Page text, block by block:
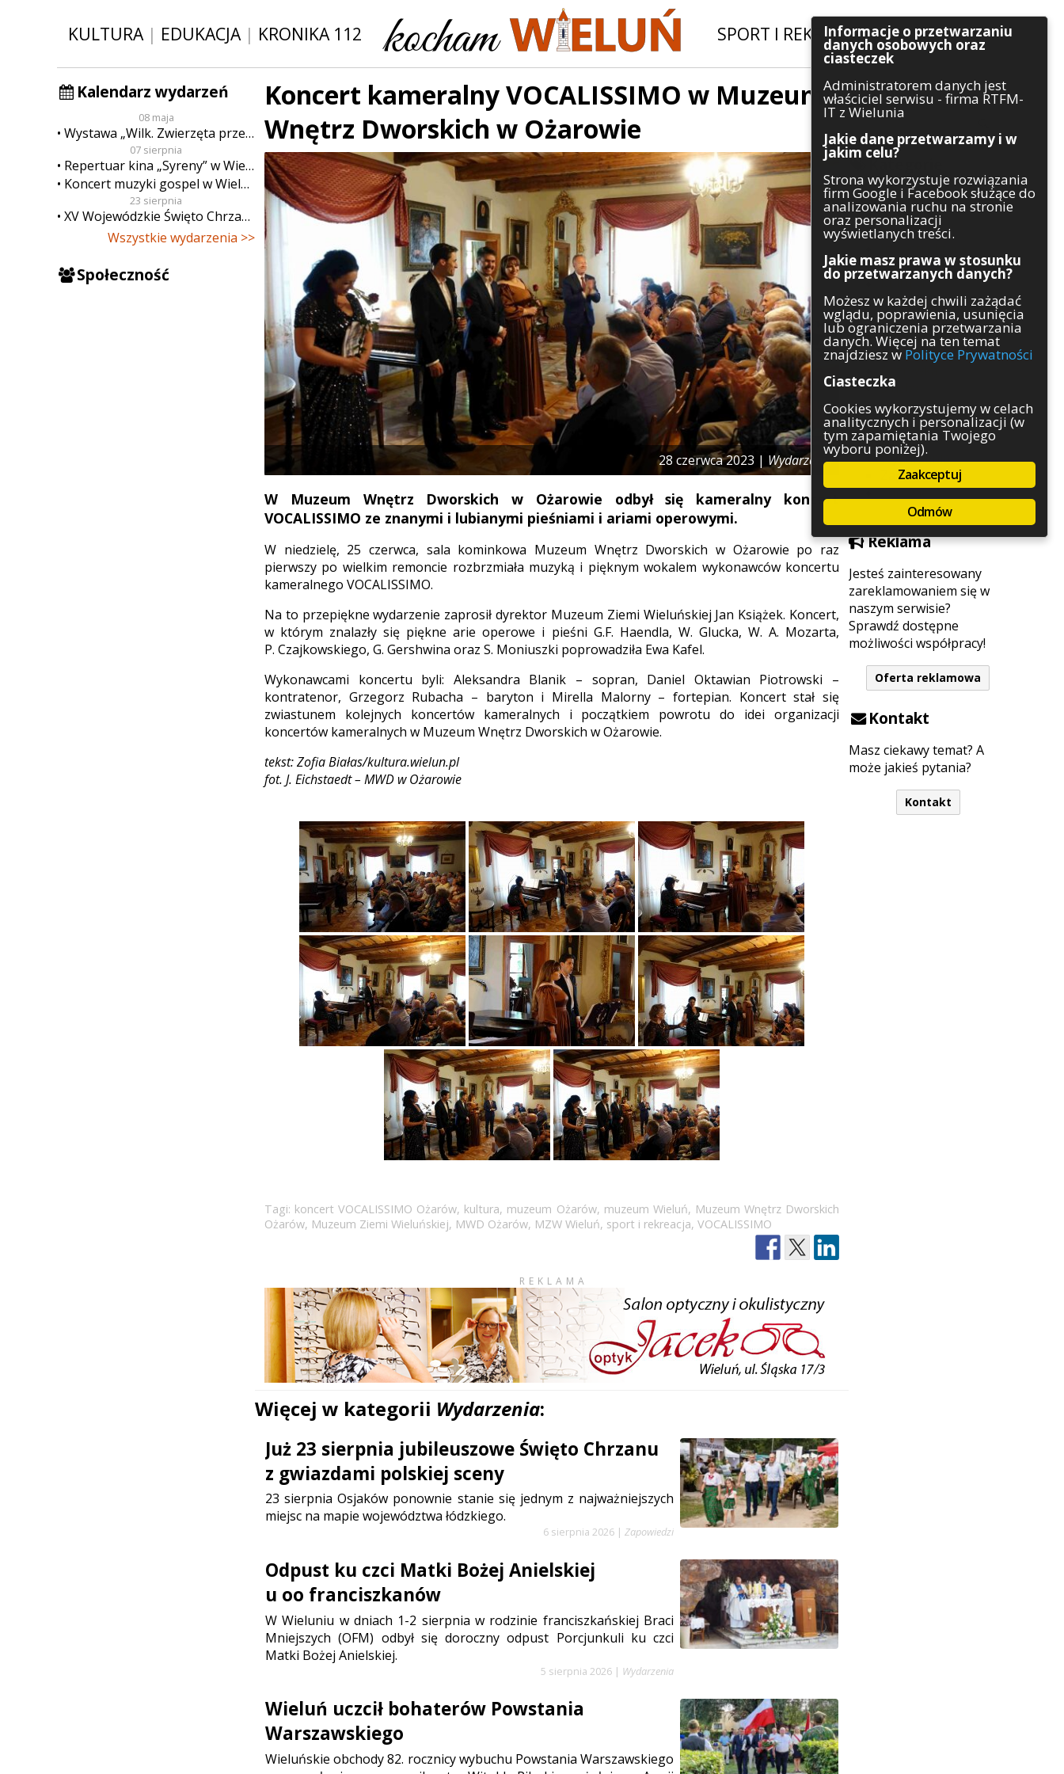
KULTURA| EDUKACJA| KRONIKA 112 SPORT I REKREACJA|INWESTYCJE
Kalendarz wydarzeń
08 maja
Wystawa „Wilk. Zwierzęta przeklęte”
07 sierpnia
Repertuar kina „Syreny” w Wieluniu w dn. od 7 do 13 sierpnia
Koncert muzyki gospel w Wieluniu
23 sierpnia
XV Wojewódzkie Święto Chrzanu
Wszystkie wydarzenia >>
Społeczność
Szukaj
Kategorie
Architektura
Gospodarka
Handel
Komunikaty
Kultura
Polityka
Pozostałe
Psychologia
Rolnictwo
Służby
Sport
Środowisko
Szkolnictwo
Wydarzenia
Zapowiedzi
Zdrowie
Reklama
Jesteś zainteresowany
zareklamowaniem się w
naszym serwisie?
Sprawdź dostępne
możliwości współpracy!
Oferta reklamowa
Kontakt
Masz ciekawy temat? A
może jakieś pytania?
Kontakt
Koncert kameralny VOCALISSIMO w Muzeum
Wnętrz Dworskich w Ożarowie
28 czerwca 2023 | Wydarzenia
W Muzeum Wnętrz Dworskich w Ożarowie odbył się kameralny koncert
VOCALISSIMO ze znanymi i lubianymi pieśniami i ariami operowymi.
W niedzielę, 25 czerwca, sala kominkowa Muzeum Wnętrz Dworskich w Ożarowie po raz
pierwszy po wielkim remoncie rozbrzmiała muzyką i pięknym wokalem wykonawców koncertu
kameralnego VOCALISSIMO.
Na to przepiękne wydarzenie zaprosił dyrektor Muzeum Ziemi Wieluńskiej Jan Książek. Koncert,
w którym znalazły się piękne arie operowe i pieśni G.F. Haendla, W. Glucka, W. A. Mozarta,
P. Czajkowskiego, G. Gershwina oraz S. Moniuszki poprowadziła Ewa Kafel.
Wykonawcami koncertu byli: Aleksandra Blanik – sopran, Daniel Oktawian Piotrowski –
kontratenor, Grzegorz Rubacha – baryton i Mirella Malorny – fortepian. Koncert stał się
zwiastunem kolejnych koncertów kameralnych i początkiem powrotu do idei organizacji
koncertów kameralnych w Muzeum Wnętrz Dworskich w Ożarowie.
tekst:Zofia Białas/kultura.wielun.pl
fot. J. Eichstaedt – MWD w Ożarowie
Tagi: koncert VOCALISSIMO Ożarów, kultura, muzeum Ożarów, muzeum Wieluń, Muzeum Wnętrz Dworskich
Ożarów, Muzeum Ziemi Wieluńskiej, MWD Ożarów, MZW Wieluń, sport i rekreacja, VOCALISSIMO
REKLAMA
Więcej w kategorii Wydarzenia:
Już 23 sierpnia jubileuszowe Święto Chrzanu
z gwiazdami polskiej sceny
23 sierpnia Osjaków ponownie stanie się jednym z najważniejszych
miejsc na mapie województwa łódzkiego.
6 sierpnia 2026 | Zapowiedzi
Odpust ku czci Matki Bożej Anielskiej
u oo franciszkanów
W Wieluniu w dniach 1-2 sierpnia w rodzinie franciszkańskiej Braci
Mniejszych (OFM) odbył się doroczny odpust Porcjunkuli ku czci
Matki Bożej Anielskiej.
5 sierpnia 2026 | Wydarzenia
Wieluń uczcił bohaterów Powstania
Warszawskiego
Wieluńskie obchody 82. rocznicy wybuchu Powstania Warszawskiego
Informacje o przetwarzaniu
danych osobowych oraz
ciasteczek
Administratorem danych jest
właściciel serwisu - firma RTFM-
IT z Wielunia
Jakie dane przetwarzamy i w
jakim celu?
Strona wykorzystuje rozwiązania
firm Google i Facebook służące do
analizowania ruchu na stronie
oraz personalizacji
wyświetlanych treści.
Jakie masz prawa w stosunku
do przetwarzanych danych?
Możesz w każdej chwili zażądać
wglądu, poprawienia, usunięcia
lub ograniczenia przetwarzania
danych. Więcej na ten temat
znajdziesz w Polityce Prywatności
Ciasteczka
Cookies wykorzystujemy w celach
analitycznych i personalizacji (w
tym zapamiętania Twojego
wyboru poniżej).
Zaakceptuj
Odmów